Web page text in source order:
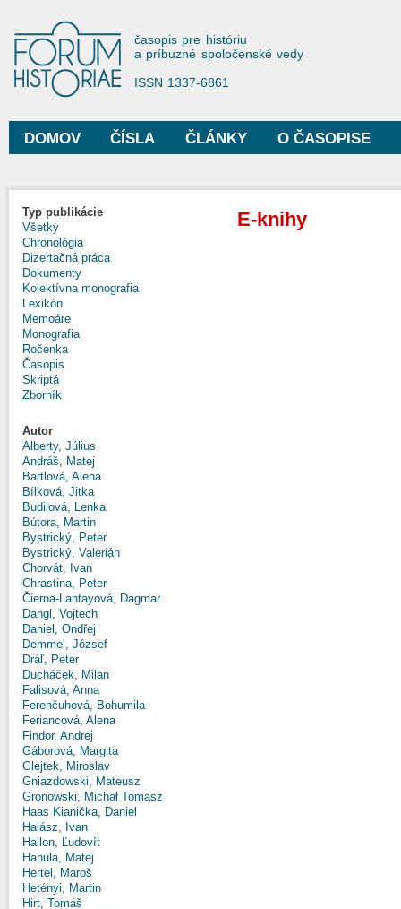
Forum Historiae
časopis pre históriu
a príbuzné spoločenské vedy
ISSN 1337-6861
Hlavné menu
DOMOV ČÍSLA ČLÁNKY O ČASOPISE
Typ publikácie
Všetky
Chronológia
Dizertačná práca
Dokumenty
Kolektívna monografia
Lexikón
Memoáre
Monografia
Ročenka
Časopis
Skriptá
Zborník
Autor
Alberty, Július
Andráš, Matej
Bartlová, Alena
Bílková, Jitka
Budilová, Lenka
Bútora, Martin
Bystrický, Peter
Bystrický, Valerián
Chorvát, Ivan
Chrastina, Peter
Čierna-Lantayová, Dagmar
Dangl, Vojtech
Daniel, Ondřej
Demmel, József
Dráľ, Peter
Ducháček, Milan
Falisová, Anna
Ferenčuhová, Bohumila
Feriancová, Alena
Findor, Andrej
Gáborová, Margita
Glejtek, Miroslav
Gniazdowski, Mateusz
Gronowski, Michał Tomasz
Haas Kianička, Daniel
Halász, Ivan
Hallon, Ľudovít
Hanula, Matej
Hertel, Maroš
Hetényi, Martin
Hirt, Tomáš
E-knihy